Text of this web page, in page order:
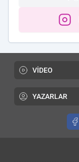
VİDEO
YAZARLAR